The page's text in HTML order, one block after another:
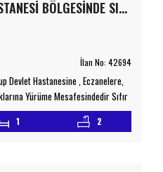
KDZ EREĞLİ DEVLET HASTANESİ BÖLGESİNDE SIFIR EBEVEYN BANYOLU 2+1 KİRALIK DAİRE
İlan No: 42694
Devlet Hastanesine , Eczanelere,
Yürüme Mesafesindedir Sıfır
Beraber Şehir Manzaralı
İçin Lütfen Bizimle İletişime
1 2